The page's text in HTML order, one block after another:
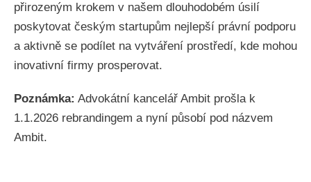
přirozeným krokem v našem dlouhodobém úsilí
poskytovat českým startupům nejlepší právní podporu
a aktivně se podílet na vytváření prostředí, kde mohou
inovativní firmy prosperovat.
Poznámka: Advokátní kancelář Ambit prošla k
1.1.2026 rebrandingem a nyní působí pod názvem
Ambit.